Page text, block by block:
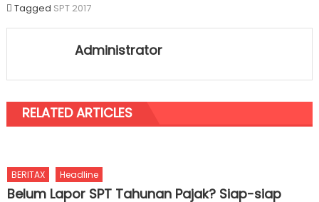
Tagged SPT 2017
Administrator
RELATED ARTICLES
BERITAX Headline
Belum Lapor SPT Tahunan Pajak? Siap-siap